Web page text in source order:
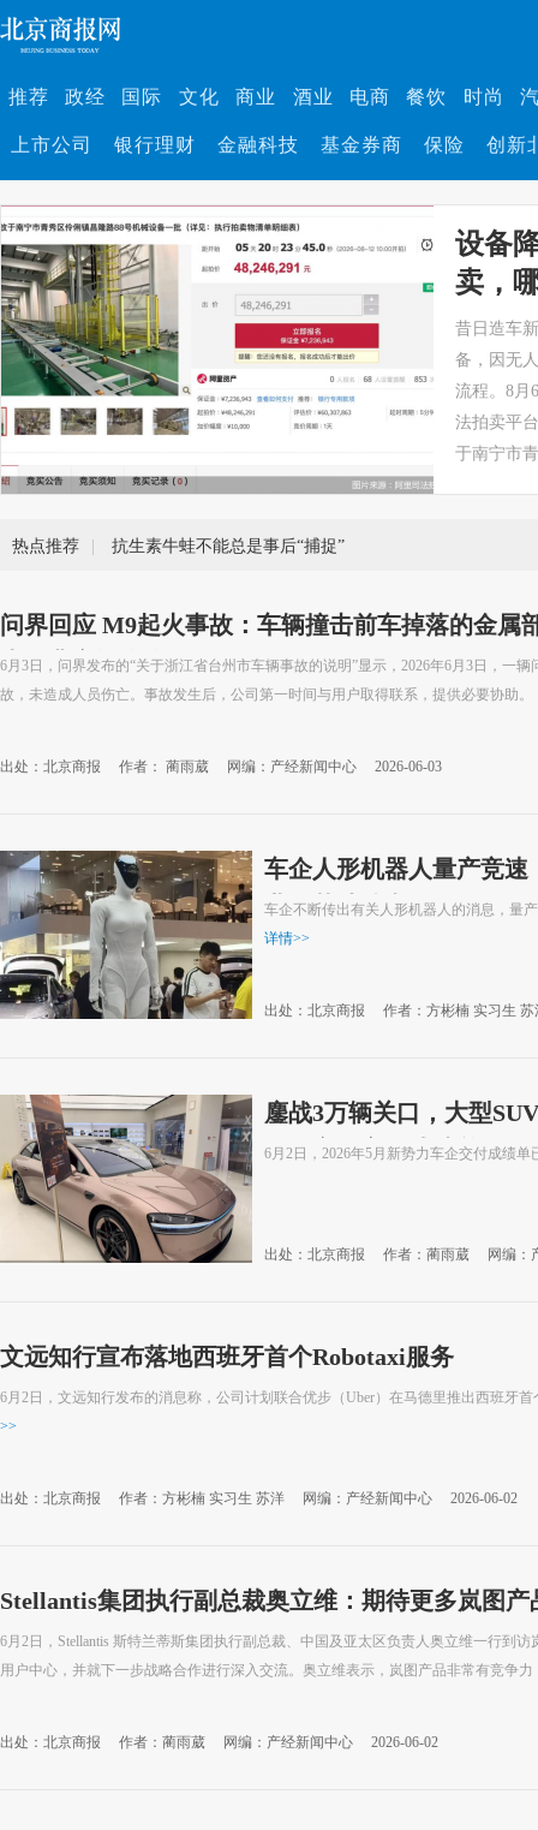
推荐 政经 国际 文化 商业 酒业 电商 餐饮 时尚
上市公司 银行理财 金融科技 基金券商 保险 创新
设备
卖，
遇资
昔日造车
备，因无
流程。8月
法拍卖平
于南宁市
热点推荐 | 抗生素牛蛙不能总是事后“捕捉”
问界回应 M9起火事故：车辆撞击前车掉落的金属
火，非车辆自身原因
6月3日，问界发布的“关于浙江省台州市车辆事故的说明”显示，2026年6月3日，一
故，未造成人员伤亡。事故发生后，公司第一时间与用户取得联系，提供必要协助。
出处：北京商报 作者： 蔺雨葳 网编：产经新闻中心 2026-06-03
车企人形机器人量产竞速
业化落地待考
车企不断传出有关人形机器人的消息，量
详情>>
出处：北京商报
作者：方彬楠 实习生 苏
鏖战3万辆关口，大型
解码车企交付成绩单
6月2日，2026年5月新势力车企交付成绩单
出处：北京商报 作者：蔺雨葳 网编：
文远知行宣布落地西班牙首个Robotaxi服务
6月2日，文远知行发布的消息称，公司计划联合优步（Uber）在马德里推出西班牙首
>>
出处：北京商报 作者：方彬楠 实习生 苏洋 网编：产经新闻中心 2026-06-02
Stellantis集团执行副总裁奥立维：期待更多岚图产
6月2日，Stellantis 斯特兰蒂斯集团执行副总裁、中国及亚太区负责人奥立维一行到
用户中心，并就下一步战略合作进行深入交流。奥立维表示，岚图产品非常有竞争力
出处：北京商报 作者：蔺雨葳 网编：产经新闻中心 2026-06-02